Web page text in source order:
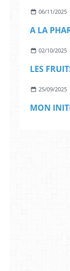
06/11/2025
A LA
02/10/2025
LES
25/09/2025
MON